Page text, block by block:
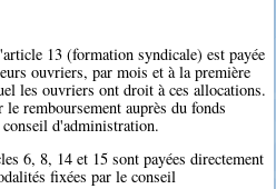
13 (formation syndicale) est payée
ouvriers, par mois et à la première
les ouvriers ont droit à ces allocations.
remboursement auprès du fonds
d'administration.
6, 8, 14 et 15 sont payées directement
fixées par le conseil